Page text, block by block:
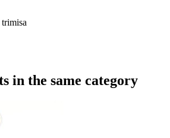
in the same category